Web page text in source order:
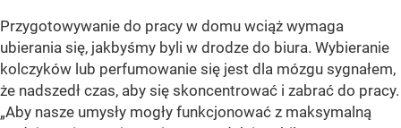
Przygotowywanie do pracy w domu wciąż wymaga
ubierania się, jakbyśmy byli w drodze do biura. Wybieranie
kolczyków lub perfumowanie się jest dla mózgu sygnałem,
że nadszedł czas, aby się skoncentrować i zabrać do pracy.
„Aby nasze umysły mogły funkcjonować z maksymalną